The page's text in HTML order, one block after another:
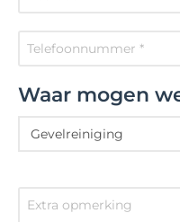
Waar mogen